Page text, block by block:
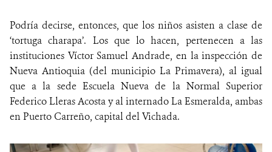
Podría decirse, entonces, que los niños asisten a clase de
‘tortuga charapa’. Los que lo hacen, pertenecen a las
instituciones Víctor Samuel Andrade, en la inspección de
Nueva Antioquia (del municipio La Primavera), al igual
que a la sede Escuela Nueva de la Normal Superior
Federico Lleras Acosta y al internado La Esmeralda, ambas
en Puerto Carreño, capital del Vichada.